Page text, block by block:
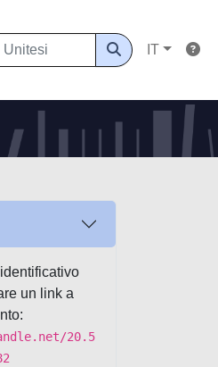
IT
un link a
20.5